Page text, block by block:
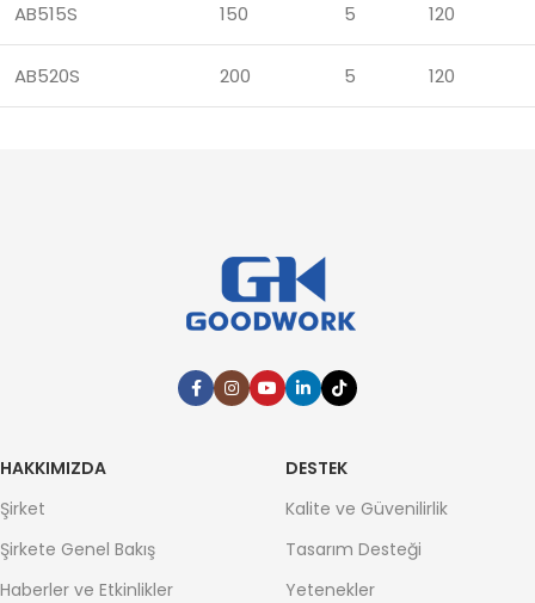
AB515S 150 5 120
AB520S 200 5 120
HAKKIMIZDA
Şirket
Şirkete Genel Bakış
Haberler ve Etkinlikler
DESTEK
Kalite ve Güvenilirlik
Tasarım Desteği
Yetenekler